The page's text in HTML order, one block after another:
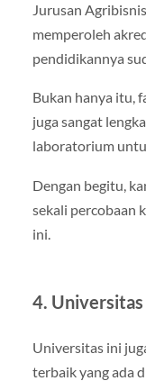
Jurusan
memperoleh
pendidikannya
Bukan hanya itu,
juga sangat
laboratorium
Dengan begitu,
sekali percobaan
ini.
4.
Universitas ini
terbaik yang ada